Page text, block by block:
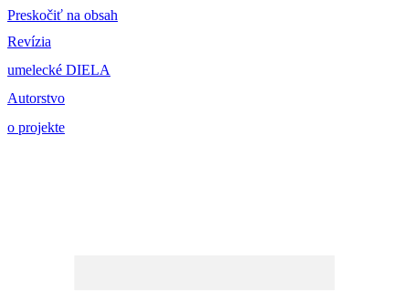
Preskočiť na obsah
Revízia
umelecké DIELA
Autorstvo
o projekte